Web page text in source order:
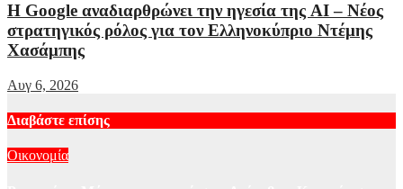
Η Google αναδιαρθρώνει την ηγεσία της AI – Νέος
στρατηγικός ρόλος για τον Ελληνοκύπριο Ντέμης
Χασάμπης
Αυγ 6, 2026
Διαβάστε επίσης
Οικονομία